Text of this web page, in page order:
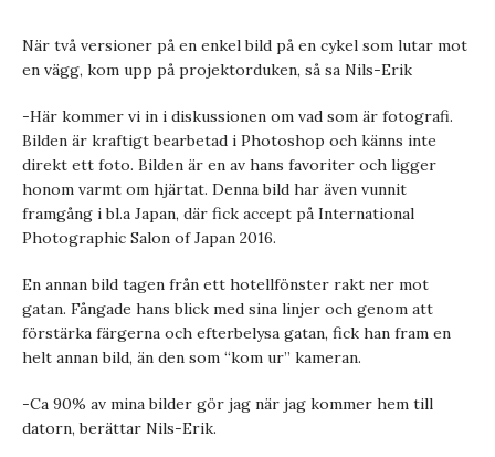
När två versioner på en enkel bild på en cykel som lutar mot
en vägg, kom upp på projektorduken, så sa Nils-Erik
-Här kommer vi in i diskussionen om vad som är fotografi.
Bilden är kraftigt bearbetad i Photoshop och känns inte
direkt ett foto. Bilden är en av hans favoriter och ligger
honom varmt om hjärtat. Denna bild har även vunnit
framgång i bl.a Japan, där fick accept på International
Photographic Salon of Japan 2016.
En annan bild tagen från ett hotellfönster rakt ner mot
gatan. Fångade hans blick med sina linjer och genom att
förstärka färgerna och efterbelysa gatan, fick han fram en
helt annan bild, än den som “kom ur” kameran.
-Ca 90% av mina bilder gör jag när jag kommer hem till
datorn, berättar Nils-Erik.